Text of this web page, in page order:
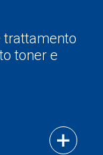
trattamento
toner e